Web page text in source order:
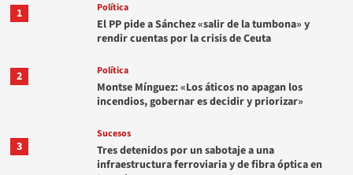
1 Política
El PP pide a Sánchez «salir de la tumbona» y
rendir cuentas por la crisis de Ceuta
2 Política
Montse Mínguez: «Los áticos no apagan los
incendios, gobernar es decidir y priorizar»
3
Sucesos
Tres detenidos por un sabotaje a una
infraestructura ferroviaria y de fibra óptica en